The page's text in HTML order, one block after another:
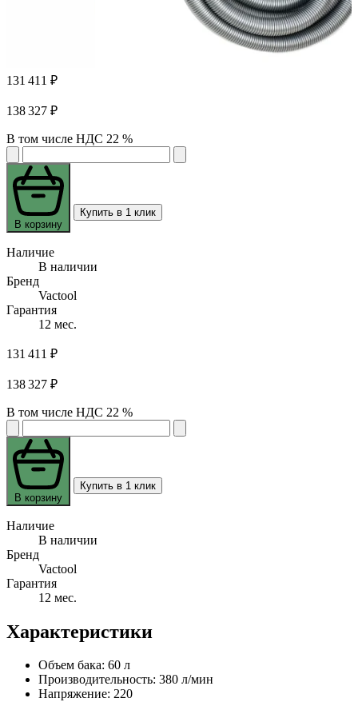
131 411 ₽
138 327 ₽
В том числе НДС 22 %
В корзину
Купить в 1 клик
Наличие
В наличии
Бренд
Vactool
Гарантия
12 мес.
131 411 ₽
138 327 ₽
В том числе НДС 22 %
В корзину
Купить в 1 клик
Наличие
В наличии
Бренд
Vactool
Гарантия
12 мес.
Характеристики
Объем бака: 60 л
Производительность: 380 л/мин
Напряжение: 220